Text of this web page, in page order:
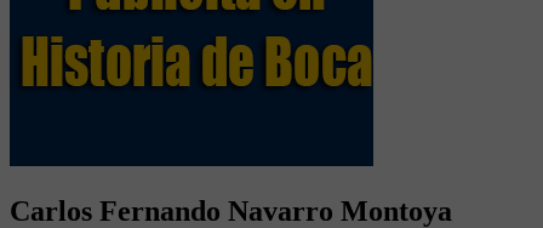
Carlos Fernando Navarro Montoya